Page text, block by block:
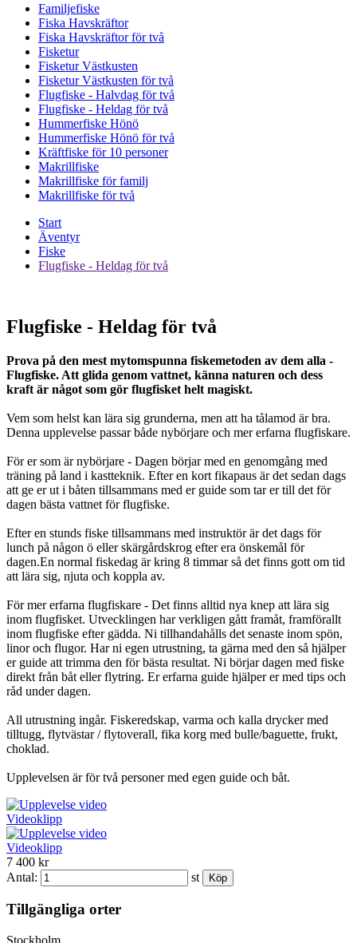
Familjefiske
Fiska Havskräftor
Fiska Havskräftor för två
Fisketur
Fisketur Västkusten
Fisketur Västkusten för två
Flugfiske - Halvdag för två
Flugfiske - Heldag för två
Hummerfiske Hönö
Hummerfiske Hönö för två
Kräftfiske för 10 personer
Makrillfiske
Makrillfiske för familj
Makrillfiske för två
Start
Äventyr
Fiske
Flugfiske - Heldag för två
Flugfiske - Heldag för två
Prova på den mest mytomspunna fiskemetoden av dem alla -
Flugfiske. Att glida genom vattnet, känna naturen och dess
kraft är något som gör flugfisket helt magiskt.
Vem som helst kan lära sig grunderna, men att ha tålamod är bra.
Denna upplevelse passar både nybörjare och mer erfarna flugfiskare.
För er som är nybörjare - Dagen börjar med en genomgång med
träning på land i kastteknik. Efter en kort fikapaus är det sedan dags
att ge er ut i båten tillsammans med er guide som tar er till det för
dagen bästa vattnet för flugfiske.
Efter en stunds fiske tillsammans med instruktör är det dags för
lunch på någon ö eller skärgårdskrog efter era önskemål för
dagen.En normal fiskedag är kring 8 timmar så det finns gott om tid
att lära sig, njuta och koppla av.
För mer erfarna flugfiskare - Det finns alltid nya knep att lära sig
inom flugfisket. Utvecklingen har verkligen gått framåt, framförallt
inom flugfiske efter gädda. Ni tillhandahålls det senaste inom spön,
linor och flugor. Har ni egen utrustning, ta gärna med den så hjälper
er guide att trimma den för bästa resultat. Ni börjar dagen med fiske
direkt från båt eller flytring. Er erfarna guide hjälper er med tips och
råd under dagen.
All utrustning ingår. Fiskeredskap, varma och kalla drycker med
tilltugg, flytvästar / flytoverall, fika korg med bulle/baguette, frukt,
choklad.
Upplevelsen är för två personer med egen guide och båt.
Videoklipp
Videoklipp
7 400 kr
Antal:
st
Tillgängliga orter
Stockholm